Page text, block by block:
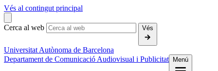
Vés al contingut principal
Cerca al web Vés
Universitat Autònoma de Barcelona
Departament de Comunicació Audiovisual i Publicitat
Menú